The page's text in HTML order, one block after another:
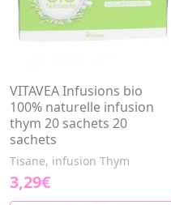
VITAVEA Infusions bio
100% naturelle infusion
thym 20 sachets 20
sachets
Tisane, infusion Thym
3,29€